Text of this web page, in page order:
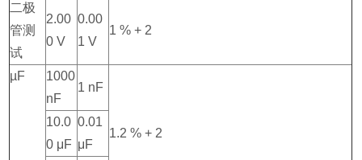
二极
管测
试
2.00
0 V
0.00
1 V
1 % + 2
µF
1000
nF
1 nF
1.2 % + 2
10.0
0 μF
0.01
μF